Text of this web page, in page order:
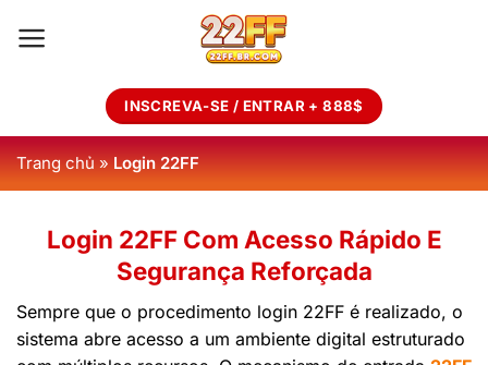
INSCREVA-SE / ENTRAR + 888$
Trang chủ»Login 22FF
Login 22FF Com Acesso Rápido E
Segurança Reforçada
Sempre que o procedimento login 22FF é realizado, o
sistema abre acesso a um ambiente digital estruturado